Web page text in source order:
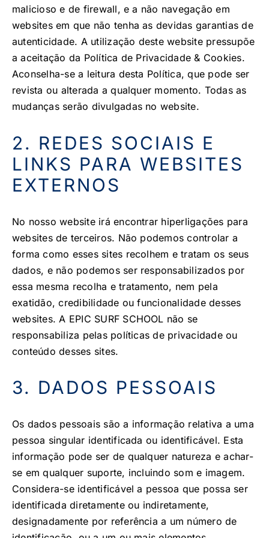
malicioso e de firewall, e a não navegação em
websites em que não tenha as devidas garantias de
autenticidade. A utilização deste website pressupõe
a aceitação da Política de Privacidade & Cookies.
Aconselha-se a leitura desta Política, que pode ser
revista ou alterada a qualquer momento. Todas as
mudanças serão divulgadas no website.
2. REDES SOCIAIS E
LINKS PARA WEBSITES
EXTERNOS
No nosso website irá encontrar hiperligações para
websites de terceiros. Não podemos controlar a
forma como esses sites recolhem e tratam os seus
dados, e não podemos ser responsabilizados por
essa mesma recolha e tratamento, nem pela
exatidão, credibilidade ou funcionalidade desses
websites. A EPIC SURF SCHOOL não se
responsabiliza pelas políticas de privacidade ou
conteúdo desses sites.
3. DADOS PESSOAIS
Os dados pessoais são a informação relativa a uma
pessoa singular identificada ou identificável. Esta
informação pode ser de qualquer natureza e achar-
se em qualquer suporte, incluindo som e imagem.
Considera-se identificável a pessoa que possa ser
identificada diretamente ou indiretamente,
designadamente por referência a um número de